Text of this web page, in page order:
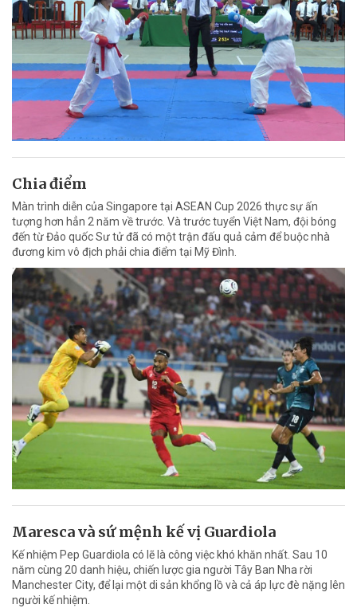
Chia điểm
Màn trình diễn của Singapore tại ASEAN Cup 2026 thực sự ấn
tượng hơn hẳn 2 năm về trước. Và trước tuyển Việt Nam, đội bóng
đến từ Đảo quốc Sư tử đã có một trận đấu quả cảm để buộc nhà
đương kim vô địch phải chia điểm tại Mỹ Đình.
Maresca và sứ mệnh kế vị Guardiola
Kế nhiệm Pep Guardiola có lẽ là công việc khó khăn nhất. Sau 10
năm cùng 20 danh hiệu, chiến lược gia người Tây Ban Nha rời
Manchester City, để lại một di sản khổng lồ và cả áp lực đè nặng lên
người kế nhiệm.